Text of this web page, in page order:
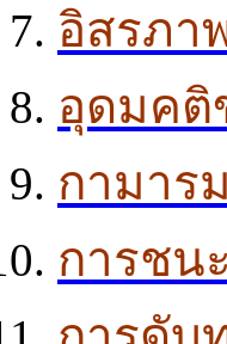
อิสรภา
อุดมคติ
กามาร
การชน